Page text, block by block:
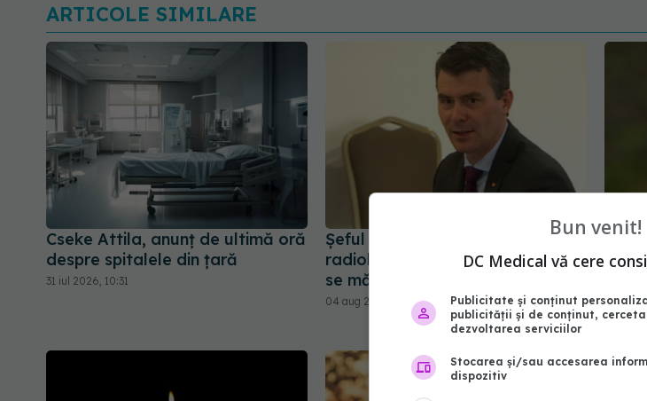
ARTICOLE SIMILARE
Cseke Attila, anunț de ultimă oră
despre spitalele din țară
31 iul 2026, 10:31
Șeful CNAS, mesaj după revolta
radiologilor: În sănătate, timpul
se măsoară în șanse la viață
04 aug 2026, 10:10 04 aug
Bun venit!
DC Medical vă cere
Publicitate și conținut
publicității și de conținut,
dezvoltarea serviciilor
Stocarea și/sau accesarea
dispozitiv